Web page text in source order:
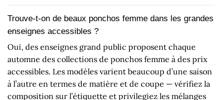
Trouve-t-on de beaux ponchos femme dans les grandes
enseignes accessibles ?
Oui, des enseignes grand public proposent chaque
automne des collections de ponchos femme à des prix
accessibles. Les modèles varient beaucoup d’une saison
à l’autre en termes de matière et de coupe — vérifiez la
composition sur l’étiquette et privilegiez les mélanges